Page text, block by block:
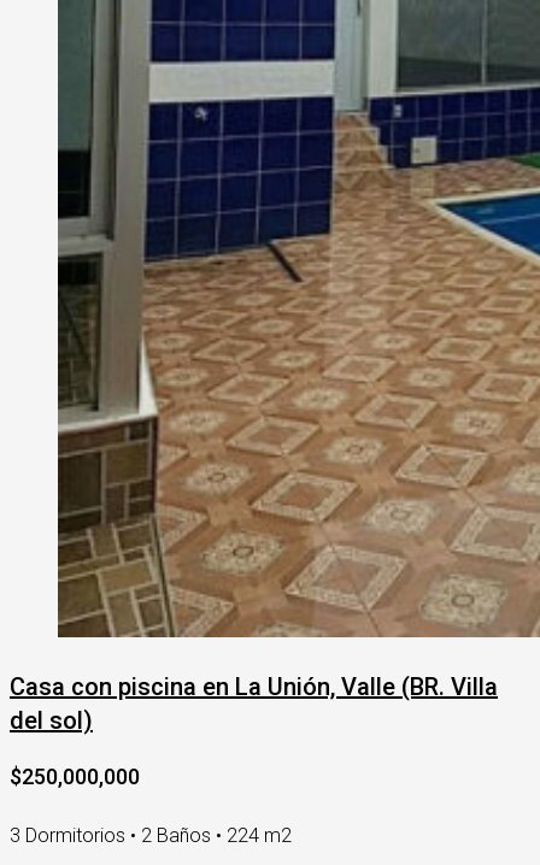
Casa con piscina en La Unión, Valle (BR. Villa
del sol)
$250,000,000
3 Dormitorios • 2 Baños • 224 m2